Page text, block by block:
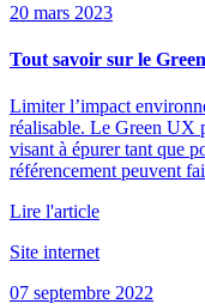
20 mars 2023
Tout savoir sur le
Limiter l’impact
réalisable. Le Green UX
visant à épurer tant que
référencement peuvent
Lire l'article
Site internet
07 septembre 2022